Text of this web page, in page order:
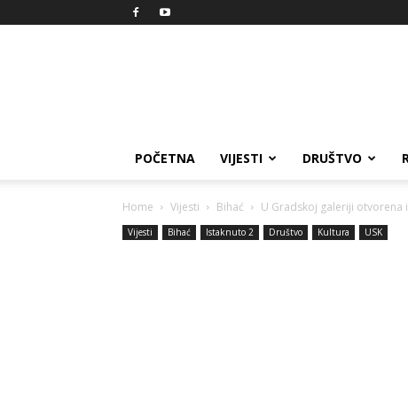
POČETNA VIJESTI DRUŠTVO
Home Vijesti Bihać U Gradskoj galeriji otvorena
Vijesti Bihać Istaknuto 2 Društvo Kultura USK